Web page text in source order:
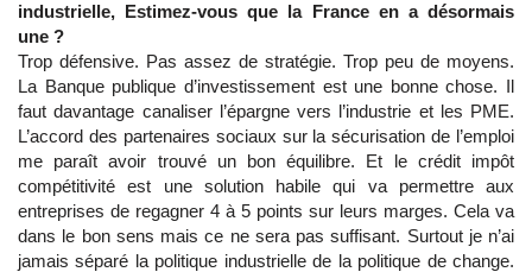
industrielle, Estimez-vous que la France en a désormais
une ?
Trop défensive. Pas assez de stratégie. Trop peu de moyens.
La Banque publique d’investissement est une bonne chose. Il
faut davantage canaliser l’épargne vers l’industrie et les PME.
L’accord des partenaires sociaux sur la sécurisation de l’emploi
me paraît avoir trouvé un bon équilibre. Et le crédit impôt
compétitivité est une solution habile qui va permettre aux
entreprises de regagner 4 à 5 points sur leurs marges. Cela va
dans le bon sens mais ce ne sera pas suffisant. Surtout je n’ai
jamais séparé la politique industrielle de la politique de change.